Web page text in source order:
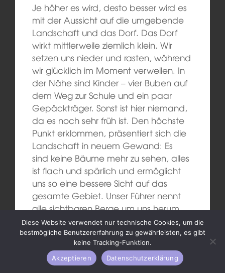
Je höher es wird, desto besser wird es
mit der Aussicht auf die umgebende
Landschaft und das Dorf. Das Dorf
wirkt mittlerweile ziemlich klein. Wir
setzen uns nieder und rasten, während
wir glücklich im Moment verweilen. In
der Nähe sind Kinder – vier Buben auf
dem Weg zur Schule und ein paar
Gepäckträger. Sonst ist hier niemand,
da es noch sehr früh ist. Den höchste
Punkt erklommen, präsentiert sich die
Landschaft in neuem Gewand: Es
sind keine Bäume mehr zu sehen, alles
ist flach und spärlich und ermöglicht
uns so eine bessere Sicht auf das
gesamte Gebiet. Unser Führer nennt
alle sichtbaren Berge um uns herum
beim Namen und ermuntert uns dazu,
einen Tipp abzugeben, welcher denn
der Mt. Everest sei. Wir liegen alle
falsch mit unseren
Diese Website verwendet nur technische Cookies, um die
bestmögliche Benutzererfahrung zu gewährleisten, es gibt
keine Tracking-Funktion.
Akzeptieren
Datenschutzerklärung